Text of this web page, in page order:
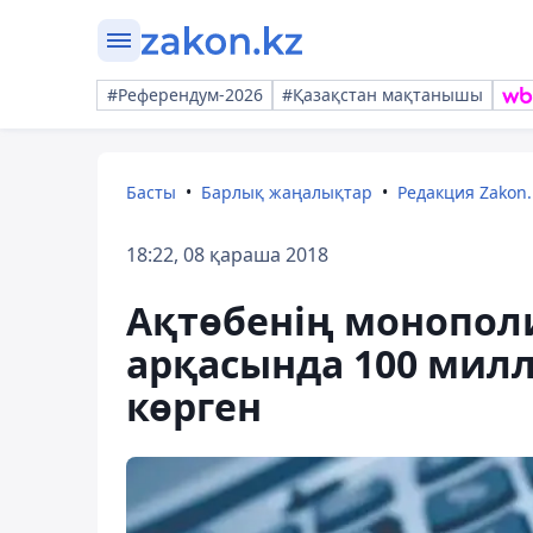
#Референдум-2026 #Қазақстан мақтанышы
Басты Барлық жаңалықтар Редакция
18:22, 08 қараша 2018
Ақтөбенің
арқасында 100
көрген